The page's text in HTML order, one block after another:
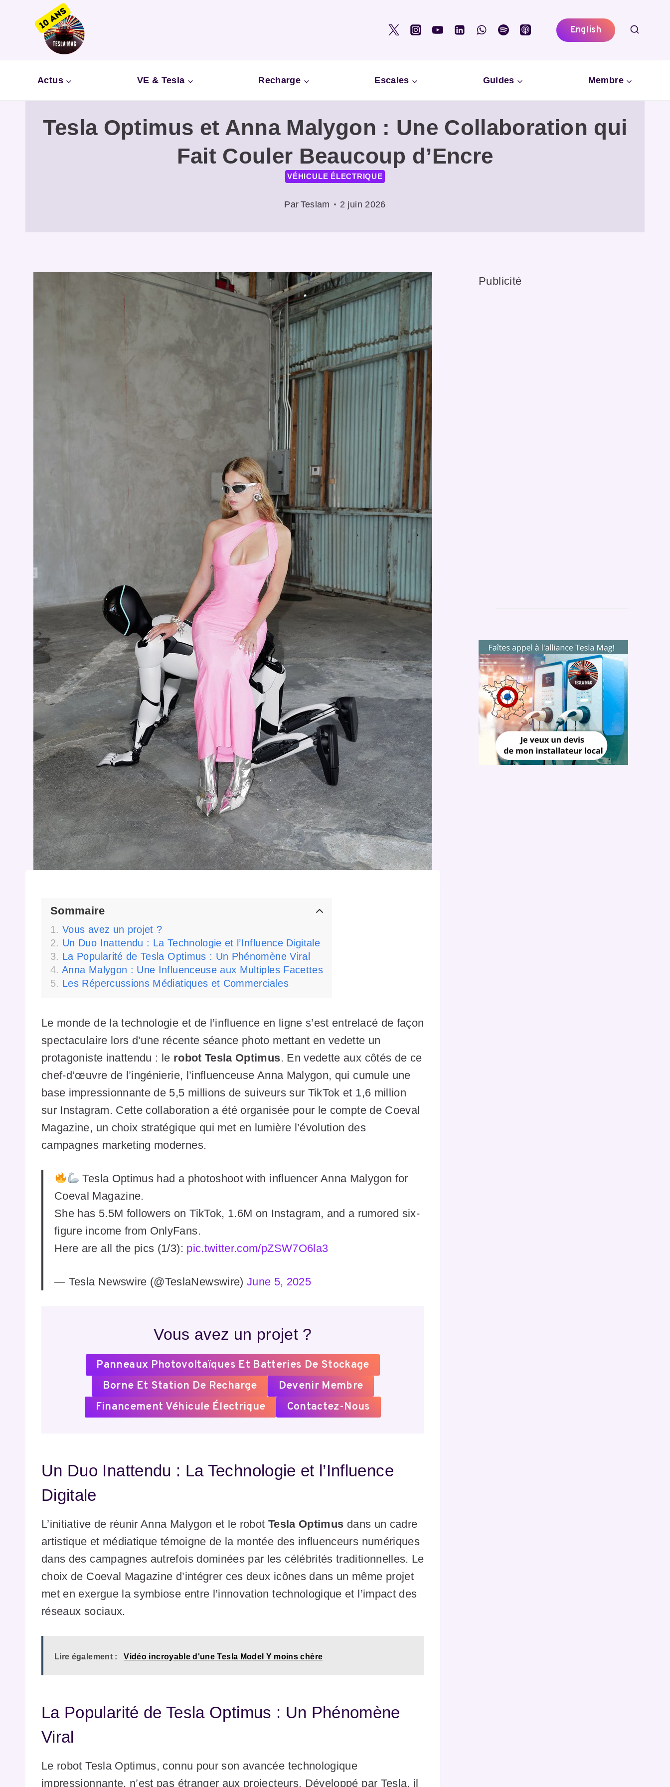
English
Actus VE & Tesla Recharge Escales Guides Membre
Tesla Optimus et Anna Malygon : Une Collaboration qui
Fait Couler Beaucoup d’Encre
VÉHICULE ÉLECTRIQUE
Par Teslam 2 juin 2026
Sommaire
Vous avez un projet ?
Un Duo Inattendu : La Technologie et l’Influence Digitale
La Popularité de Tesla Optimus : Un Phénomène Viral
Anna Malygon : Une Influenceuse aux Multiples Facettes
Les Répercussions Médiatiques et Commerciales
Le monde de la technologie et de l’influence en ligne s’est entrelacé de façon
spectaculaire lors d’une récente séance photo mettant en vedette un
protagoniste inattendu : le robot Tesla Optimus. En vedette aux côtés de ce
chef-d’œuvre de l’ingénierie, l’influenceuse Anna Malygon, qui cumule une
base impressionnante de 5,5 millions de suiveurs sur TikTok et 1,6 million
sur Instagram. Cette collaboration a été organisée pour le compte de Coeval
Magazine, un choix stratégique qui met en lumière l’évolution des
campagnes marketing modernes.
Tesla Optimus had a photoshoot with influencer Anna Malygon for
Coeval Magazine.
She has 5.5M followers on TikTok, 1.6M on Instagram, and a rumored six-
figure income from OnlyFans.
Here are all the pics (1/3): pic.twitter.com/pZSW7O6la3
— Tesla Newswire (@TeslaNewswire) June 5, 2025
Vous avez un projet ?
Panneaux Photovoltaïques Et Batteries De Stockage
Borne Et Station De Recharge
Devenir Membre
Financement Véhicule Électrique
Contactez-Nous
Un Duo Inattendu : La Technologie et l’Influence
Digitale
L’initiative de réunir Anna Malygon et le robot Tesla Optimus dans un cadre
artistique et médiatique témoigne de la montée des influenceurs numériques
dans des campagnes autrefois dominées par les célébrités traditionnelles. Le
choix de Coeval Magazine d’intégrer ces deux icônes dans un même projet
met en exergue la symbiose entre l’innovation technologique et l’impact des
réseaux sociaux.
Lire également : Vidéo incroyable d'une Tesla Model Y moins chère
La Popularité de Tesla Optimus : Un Phénomène
Viral
Le robot Tesla Optimus, connu pour son avancée technologique
impressionnante, n’est pas étranger aux projecteurs. Développé par Tesla, il
Publicité